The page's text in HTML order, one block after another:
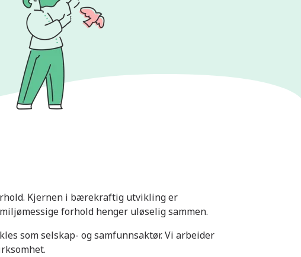
Kjernen i bærekraftig utvikling er
forhold henger uløselig sammen.
som selskap- og samfunnsaktør. Vi arbeider